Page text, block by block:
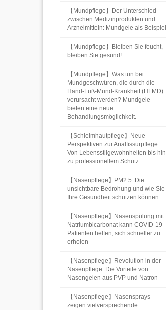
【Mundpflege】Der Unterschied
zwischen Medizinprodukten und
Arzneimitteln: Mundgele als Beispiel
【Mundpflege】Bleiben Sie feucht,
bleiben Sie gesund!
【Mundpflege】Was tun bei
Mundgeschwüren, die durch die
Hand-Fuß-Mund-Krankheit (HFMD)
verursacht werden? Mundgele
bieten eine neue
Behandlungsmöglichkeit.
【Schleimhautpflege】Neue
Perspektiven zur Analfissurpflege:
Von Lebensstilgewohnheiten bis hin
zu professionellem Schutz
【Nasenpflege】PM2.5: Die
unsichtbare Bedrohung und wie Sie
Ihre Gesundheit schützen können
【Nasenpflege】Nasenspülung mit
Natriumbicarbonat kann COVID-19-
Patienten helfen, sich schneller zu
erholen
【Nasenpflege】Revolution in der
Nasenpflege: Die Vorteile von
Nasengelen aus PVP und Natron
【Nasenpflege】Nasensprays
zeigen vielversprechende